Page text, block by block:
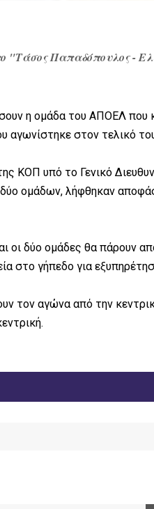
"Τάσος Παπαδόπουλος -
η ομάδα του ΑΠΟΕΛ
αγωνίστηκε στον τελικό
ΚΟΠ υπό το Γενικό
ομάδων, λήφθηκαν
οι δύο ομάδες θα πάρουν
στο γήπεδο για
τον αγώνα από την